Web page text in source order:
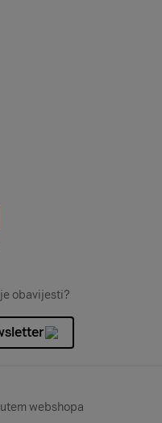
obavijesti?
webshopa